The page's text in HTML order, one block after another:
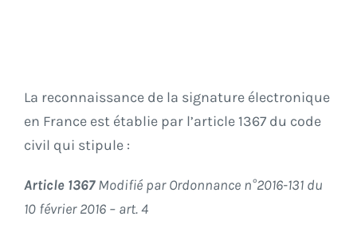
La reconnaissance de la signature électronique
en France est établie par l’article 1367 du code
civil qui stipule :
Article 1367Modifié par Ordonnance n°2016-131 du
10 février 2016 – art. 4